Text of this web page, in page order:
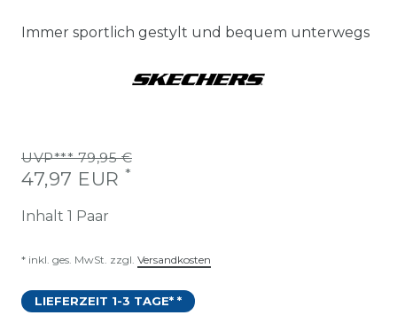
Immer sportlich gestylt und bequem unterwegs
UVP*** 79,95 €
47,97 EUR *
Inhalt 1 Paar
* inkl. ges. MwSt. zzgl. Versandkosten
LIEFERZEIT 1-3 TAGE* *